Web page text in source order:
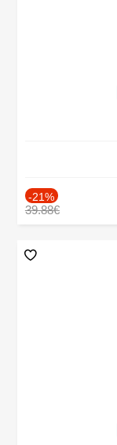
-21%
39.88€